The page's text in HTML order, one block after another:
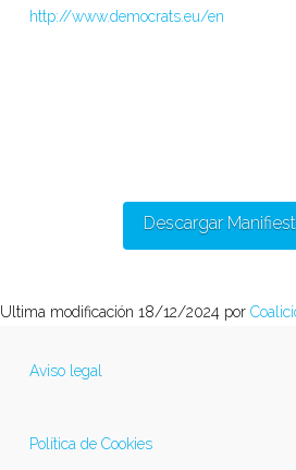
http://www.democrats.eu/en
Descargar
Ultima modificación 18/12/2024 por
Aviso legal
Política de Cookies